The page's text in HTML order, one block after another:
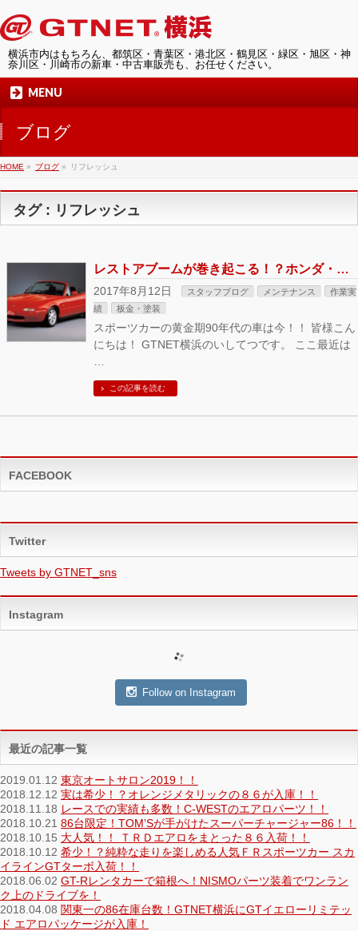
横浜市内はもちろん、都筑区・青葉区・港北区・鶴見区・緑区・旭区・神
奈川区・川崎市の新車・中古車販売も、お任せください。
MENU
ブログ
HOME » ブログ » リフレッシュ
タグ : リフレッシュ
レストアブームが巻き起こる！？ホンダ・マツダ・日産 補修や部品再販へ！GTNET横浜でも対応！！
2017年8月12日 スタッフブログ メンテナンス
作業実
績
板金・塗装
スポーツカーの黄金期90年代の車は今！！ 皆様こん
にちは！ GTNET横浜のいしてつです。 ここ最近は
この記事を読む
FACEBOOK
Twitter
Tweets by GTNET_sns
Instagram
Follow on Instagram
最近の記事一覧
2019.01.12 東京オートサロン2019！！
2018.12.12 実は希少！？オレンジメタリックの８６が入庫！！
2018.11.18 レースでの実績も多数！C-WESTのエアロパーツ！！
2018.10.21 86台限定！TOM’Sが手がけたスーパーチャージャー86！！
2018.10.15 大人気！！ ＴＲＤエアロをまとった８６入荷！！
2018.10.12 希少！？純粋な走りを楽しめる人気ＦＲスポーツカー スカ
イラインGTターボ入荷！！
2018.06.02 GT-Rレンタカーで箱根へ！NISMOパーツ装着でワンラン
ク上のドライブを！
2018.04.08 関東一の86在庫台数！GTNET横浜にGTイエローリミテッ
ド エアロパッケージが入庫！